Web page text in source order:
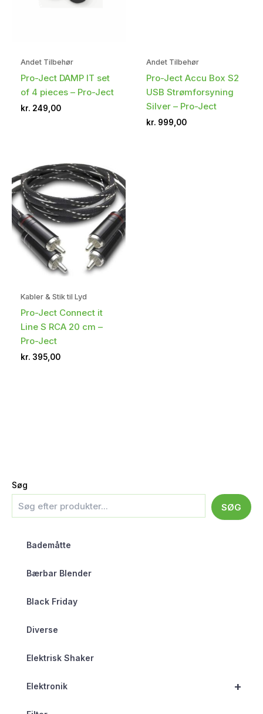
Søg
SØG
Bademåtte
Bærbar Blender
Black Friday
Diverse
Elektrisk Shaker
+
Elektronik
Andet Tilbehør
Pro-Ject DAMP IT set
of 4 pieces – Pro-Ject
kr. 249,00
Andet Tilbehør
Pro-Ject Accu Box S2
USB Strømforsyning
Silver – Pro-Ject
kr. 999,00
Kabler & Stik til Lyd
Pro-Ject Connect it
Line S RCA 20 cm –
Pro-Ject
kr. 395,00